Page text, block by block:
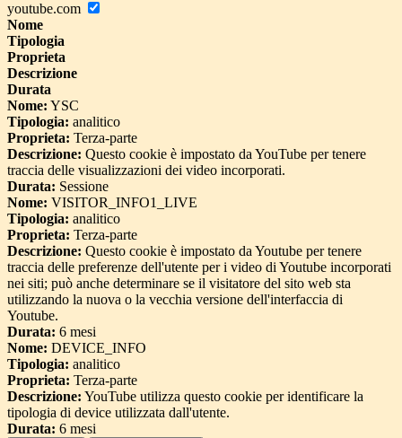
youtube.com
Nome
Tipologia
Proprieta
Descrizione
Durata
Nome: YSC
Tipologia: analitico
Proprieta: Terza-parte
Descrizione: Questo cookie è impostato da YouTube per tenere
traccia delle visualizzazioni dei video incorporati.
Durata: Sessione
Nome: VISITOR_INFO1_LIVE
Tipologia: analitico
Proprieta: Terza-parte
Descrizione: Questo cookie è impostato da Youtube per tenere
traccia delle preferenze dell'utente per i video di Youtube incorporati
nei siti; può anche determinare se il visitatore del sito web sta
utilizzando la nuova o la vecchia versione dell'interfaccia di
Youtube.
Durata: 6 mesi
Nome: DEVICE_INFO
Tipologia: analitico
Proprieta: Terza-parte
Descrizione: YouTube utilizza questo cookie per identificare la
tipologia di device utilizzata dall'utente.
Durata: 6 mesi